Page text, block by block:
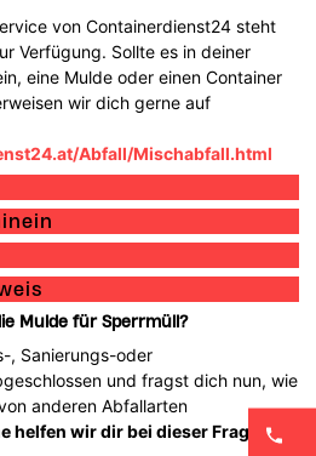
von Containerdienst24 steht
Verfügung. Sollte es in deiner
eine Mulde oder einen Container
wir dich gerne auf
Abfall/Mischabfall.html
Mulde für Sperrmüll?
, Sanierungs-oder
und fragst dich nun, wie
anderen Abfallarten
helfen wir dir bei dieser Frage!